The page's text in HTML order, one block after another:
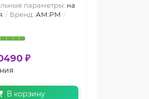
параметры: на
Бренд: AM.PM
₽
В корзину